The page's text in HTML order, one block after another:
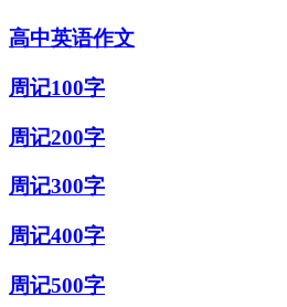
高中英语作文
周记100字
周记200字
周记300字
周记400字
周记500字